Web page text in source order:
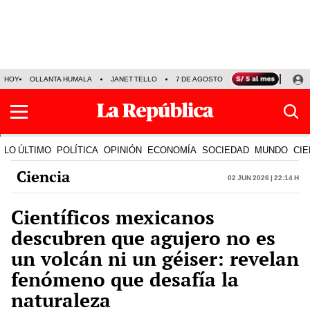
HOY OLLANTA HUMALA JANET TELLO 7 DE AGOSTO TINKA RESULTADOS
LO ÚLTIMO POLÍTICA OPINIÓN ECONOMÍA SOCIEDAD MUNDO
Ciencia 02 Jun 2026 | 22:14 h
Científicos mexicanos
descubren que agujero no es
un volcán ni un géiser: revelan
fenómeno que desafía la
naturaleza